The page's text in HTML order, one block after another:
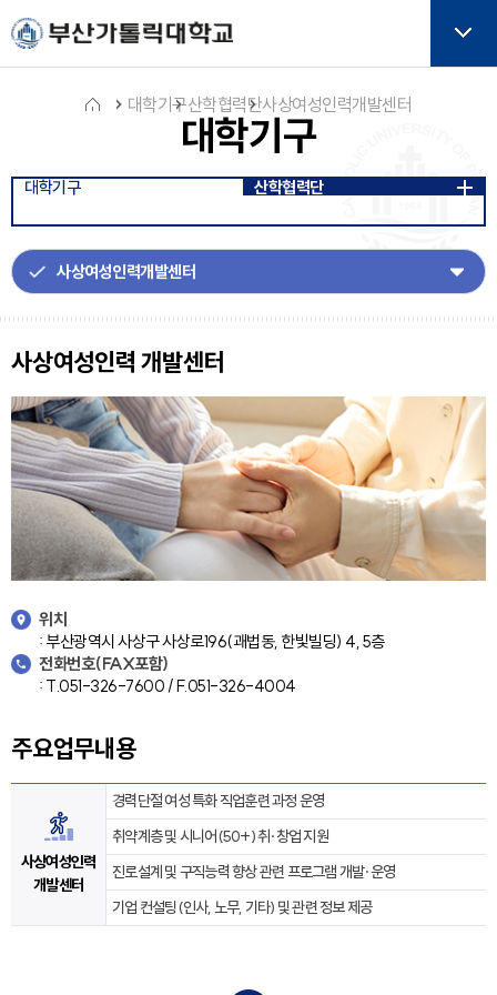
주메뉴로 가기
본문으로 가기
하단으로 가기
대학기구
이
콘
대학기구산학협력단사상여성인력개발센터
대학기구 산학협력단
사상여성인력 개발센터
위치
: 부산광역시 사상구 사상로196(괘법동, 한빛빌딩) 4, 5층
전화번호(FAX포함)
: T.051-326-7600 / F.051-326-4004
주요업무내용
사상여성인력
개발센터
경력단절 여성 특화 직업훈련 과정 운영
취약계층 및 시니어(50+) 취·창업 지원
진로설계 및 구직능력 향상 관련 프로그램 개발·운영
기업 컨설팅(인사, 노무, 기타) 및 관련 정보 제공